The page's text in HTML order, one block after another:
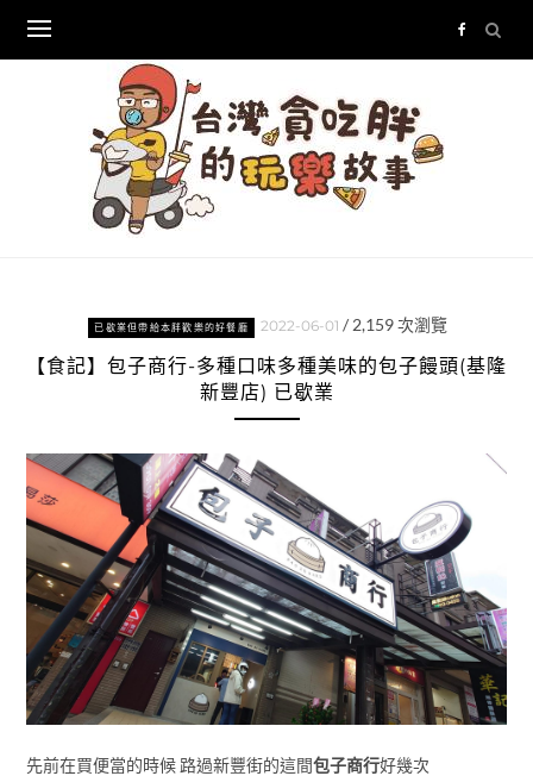
content
已歇業但帶給本胖歡樂的好餐廳 2022-06-01 / 2,159次瀏覽
【食記】包子商行-多種口味多種美味的包子饅頭(基隆
新豐店) 已歇業
先前在買便當的時候 路過新豐街的這間包子商行好幾次